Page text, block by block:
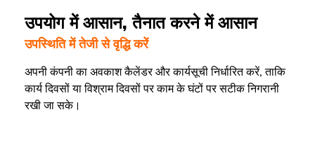
उपयोग में आसान, तैनात करने में आसान
उपस्थिति में तेजी से वृद्धि करें
अपनी कंपनी का अवकाश कैलेंडर और कार्यसूची निर्धारित करें, ताकि
कार्य दिवसों या विश्राम दिवसों पर काम के घंटों पर सटीक निगरानी
रखी जा सके।